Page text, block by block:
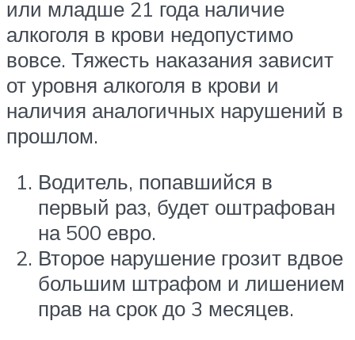
или младше 21 года наличие
алкоголя в крови недопустимо
вовсе. Тяжесть наказания зависит
от уровня алкоголя в крови и
наличия аналогичных нарушений в
прошлом.
Водитель, попавшийся в
первый раз, будет оштрафован
на 500 евро.
Второе нарушение грозит вдвое
большим штрафом и лишением
прав на срок до 3 месяцев.